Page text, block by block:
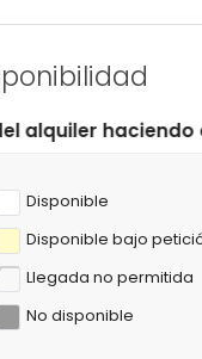
en las fechas
Disponible
Disponible bajo
Llegada no permitida
No disponible